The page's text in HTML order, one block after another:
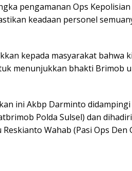
pengamanan Ops
keadaan personel
kepada masyarakat bahwa
menunjukkan bhakti Brimob
ini Akbp Darminto didampingi
Polda Sulsel) dan
Wahab (Pasi Ops Den